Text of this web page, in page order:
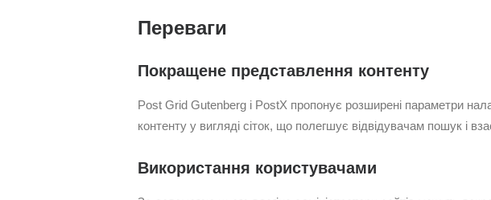
Переваги
Покращене представлення контенту
Post Grid Gutenberg і PostX пропонує розширені параметри
контенту у вигляді сіток, що полегшує відвідувачам пошук і
Використання користувачами